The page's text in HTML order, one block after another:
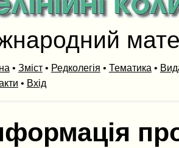
• Зміст• Редколегія • Тематика •
• Вхід